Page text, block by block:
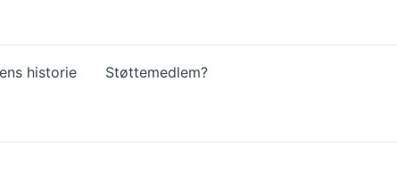
historie
Støttemedlem?